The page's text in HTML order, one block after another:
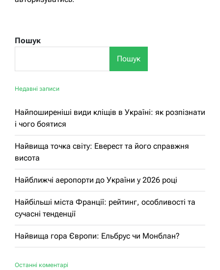
Пошук
Пошук
Недавні записи
Найпоширеніші види кліщів в Україні: як розпізнати
і чого боятися
Найвища точка світу: Еверест та його справжня
висота
Найближчі аеропорти до України у 2026 році
Найбільші міста Франції: рейтинг, особливості та
сучасні тенденції
Найвища гора Європи: Ельбрус чи Монблан?
Останні коментарі